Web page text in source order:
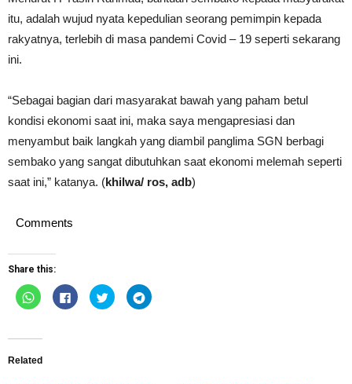
itu, adalah wujud nyata kepedulian seorang pemimpin kepada
rakyatnya, terlebih di masa pandemi Covid – 19 seperti sekarang
ini.
“Sebagai bagian dari masyarakat bawah yang paham betul
kondisi ekonomi saat ini, maka saya mengapresiasi dan
menyambut baik langkah yang diambil panglima SGN berbagi
sembako yang sangat dibutuhkan saat ekonomi melemah seperti
saat ini,” katanya. (khilwa/ ros, adb)
Comments
Share this:
Click
to
share
(Opens
new
Click
to
share
Click
to
share
Click
to
Related